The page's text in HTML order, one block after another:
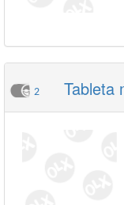
2 Tableta